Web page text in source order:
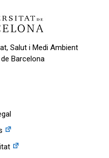
Salut i Medi Ambient
Barcelona